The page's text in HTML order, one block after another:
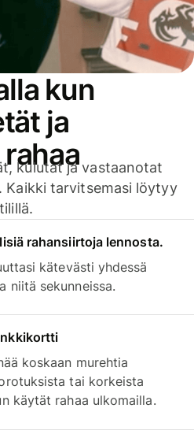
kun
ja
kulutat ja vastaanotat
Kaikki tarvitsemasi löytyy
rahansiirtoja lennosta.
kätevästi yhdessä
niitä sekunneissa.
koskaan murehtia
tai korkeista
käytät rahaa ulkomailla.